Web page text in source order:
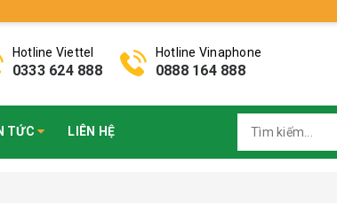
Hotline Viettel
0333 624 888
Hotline Vinaphone
0888 164 888
TỨC LIÊN HỆ